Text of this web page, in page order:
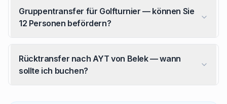
Gruppentransfer für Golfturnier — können Sie
12 Personen befördern?
Rücktransfer nach AYT von Belek — wann
sollte ich buchen?